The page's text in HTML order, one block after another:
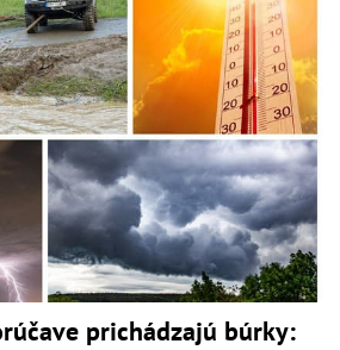
prichádzajú búrky: